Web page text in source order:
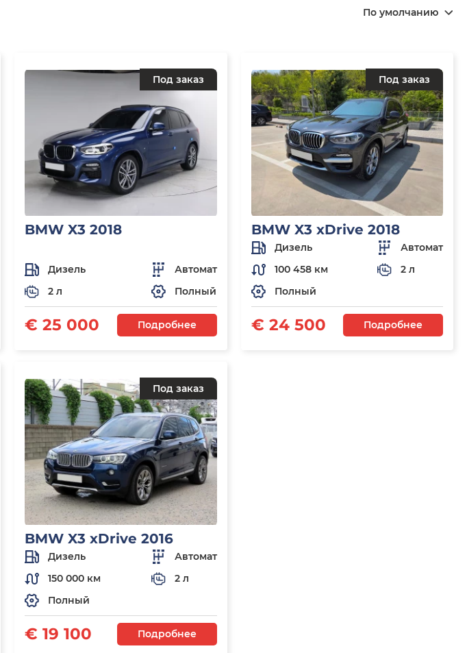
По умолчанию
Под заказ
BMW X3 2018
Дизель
Автомат
2 л
Полный
€ 25 000 Подробнее
Под заказ
BMW X3 xDrive 2018
Дизель
Автомат
100 458 км
2 л
Полный
€ 24 500 Подробнее
Под заказ
BMW X3 xDrive 2016
Дизель
Автомат
150 000 км
2 л
Полный
€ 19 100 Подробнее